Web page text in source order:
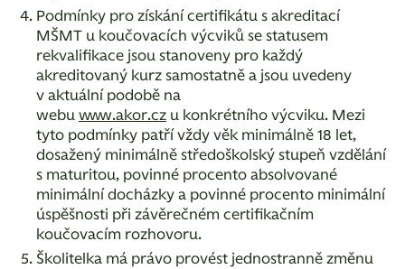
Podmínky pro získání certifikátu s akreditací
MŠMT u koučovacích výcviků se statusem
rekvalifikace jsou stanoveny pro každý
akreditovaný kurz samostatně a jsou uvedeny
v aktuální podobě na
webu www.akor.cz u konkrétního výcviku. Mezi
tyto podmínky patří vždy věk minimálně 18 let,
dosažený minimálně středoškolský stupeň vzdělání
s maturitou, povinné procento absolvované
minimální docházky a povinné procento minimální
úspěšnosti při závěrečném certifikačním
koučovacím rozhovoru.
Školitelka má právo provést jednostranně změnu